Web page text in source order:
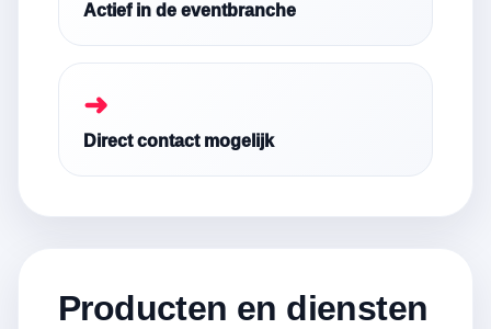
Actief in de eventbranche
➜
Direct contact mogelijk
Producten en diensten